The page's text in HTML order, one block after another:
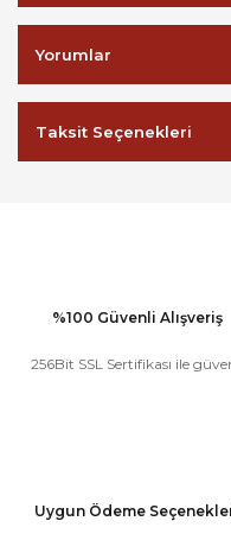
Yorumlar
Taksit Seçenekleri
%100 Güvenli Alışveriş
256Bit SSL Sertifikası ile
Uygun Ödeme